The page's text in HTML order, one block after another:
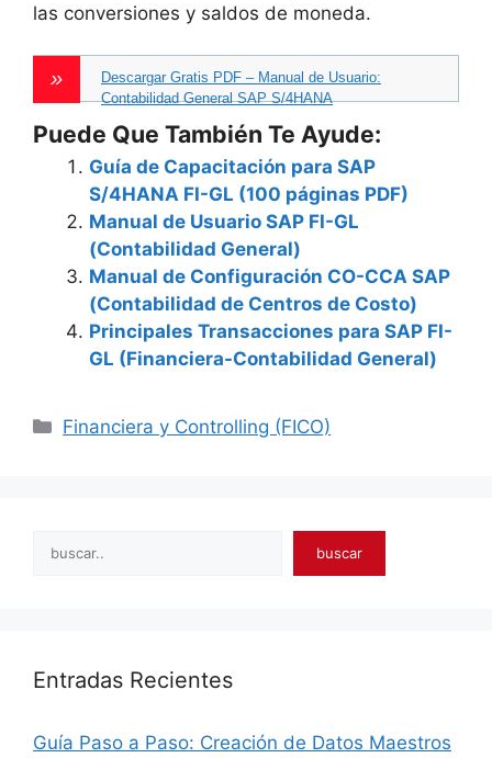
las conversiones y saldos de moneda.
Descargar Gratis PDF – Manual de Usuario:
Contabilidad General SAP S/4HANA
Puede Que También Te Ayude:
Guía de Capacitación para SAP
S/4HANA FI-GL (100 páginas PDF)
Manual de Usuario SAP FI-GL
(Contabilidad General)
Manual de Configuración CO-CCA SAP
(Contabilidad de Centros de Costo)
Principales Transacciones para SAP FI-
GL (Financiera-Contabilidad General)
Categories
Financiera y Controlling (FICO)
Search buscar
Entradas Recientes
Guía Paso a Paso: Creación de Datos Maestros